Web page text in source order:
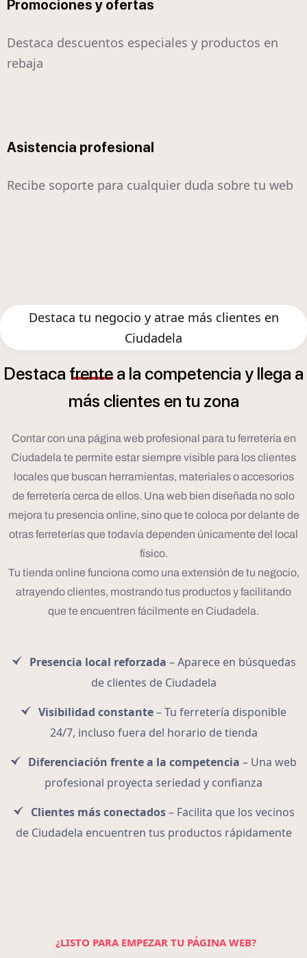
Promociones y ofertas
Destaca descuentos especiales y productos en
rebaja
Asistencia profesional
Recibe soporte para cualquier duda sobre tu web
Destaca tu negocio y atrae más clientes en
Ciudadela
Destaca frente a la competencia y llega a
más clientes en tu zona
Contar con una página web profesional para tu ferretería en
Ciudadela te permite estar siempre visible para los clientes
locales que buscan herramientas, materiales o accesorios
de ferretería cerca de ellos. Una web bien diseñada no solo
mejora tu presencia online, sino que te coloca por delante de
otras ferreterías que todavía dependen únicamente del local
físico.
Tu tienda online funciona como una extensión de tu negocio,
atrayendo clientes, mostrando tus productos y facilitando
que te encuentren fácilmente en Ciudadela.
Presencia local reforzada – Aparece en búsquedas
de clientes de Ciudadela
Visibilidad constante– Tu ferretería disponible
24/7, incluso fuera del horario de tienda
Diferenciación frente a la competencia – Una web
profesional proyecta seriedad y confianza
Clientes más conectados– Facilita que los vecinos
de Ciudadela encuentren tus productos rápidamente
¿LISTO PARA EMPEZAR TU PÁGINA WEB?